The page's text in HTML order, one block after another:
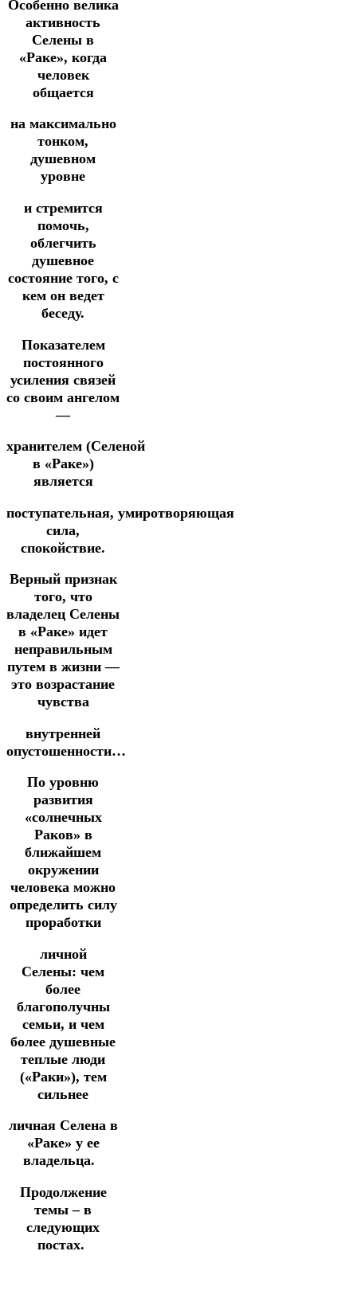
Особенно велика
активность
Селены в
«Раке», когда
человек
общается
на максимально
тонком,
душевном
уровне
и стремится
помочь,
облегчить
душевное
состояние того, с
кем он ведет
беседу.
Показателем
постоянного
усиления связей
со своим ангелом
—
хранителем (Селеной
в «Раке»)
является
поступательная, умиротворяющая
сила,
спокойствие.
Верный признак
того, что
владелец Селены
в «Раке» идет
неправильным
путем в жизни —
это возрастание
чувства
внутренней
опустошенности…
По уровню
развития
«солнечных
Раков» в
ближайшем
окружении
человека можно
определить силу
проработки
личной
Селены: чем
более
благополучны
семьи, и чем
более душевные
теплые люди
(«Раки»), тем
сильнее
личная Селена в
«Раке» у ее
владельца.
Продолжение
темы – в
следующих
постах.